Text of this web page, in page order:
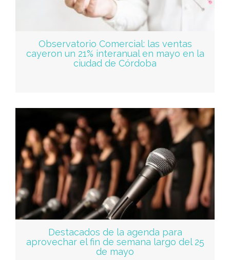
Observatorio Comercial: las ventas
cayeron un 21% interanual en mayo en la
ciudad de Córdoba
Destacados de la agenda para
aprovechar el fin de semana largo del 25
de mayo